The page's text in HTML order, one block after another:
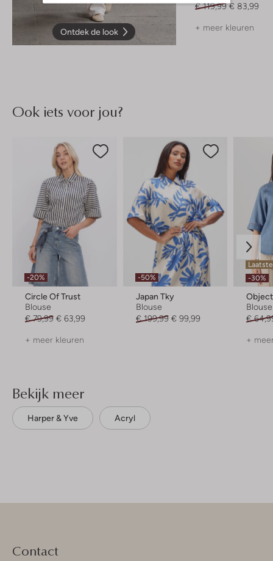
Ontdek de look
€ 119,99 € 83,99
+ meer kleuren
Ook iets voor jou?
-20%
Circle Of Trust
Blouse
€ 79,99 € 63,99
+ meer kleuren
-50%
Japan Tky
Blouse
€ 199,99 € 99,99
-30%
Object
Blouse
€
+
Bekijk meer
Harper & Yve Acryl
Contact